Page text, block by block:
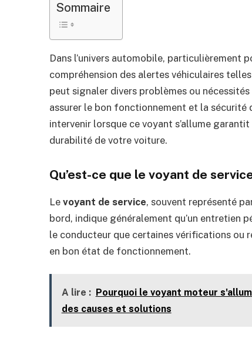
Sommaire
Dans l’univers automobile, particulièrement
compréhension des alertes véhiculaires
peut signaler divers problèmes ou
assurer le bon fonctionnement et la sécurité
intervenir lorsque ce voyant s’allume
durabilité de votre voiture.
Qu’est-ce que le voyant de
Levoyant de service, souvent représenté
bord, indique généralement qu’un entretien
le conducteur que certaines vérifications ou
en bon état de fonctionnement.
A lire : Pourquoi le voyant moteur
des causes et solutions